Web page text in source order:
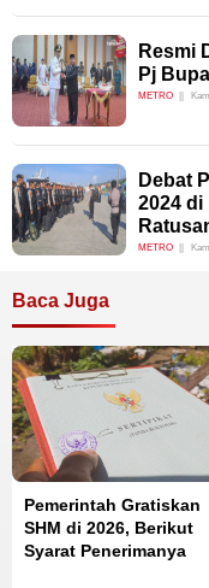
Resmi
Pj
METRO
Debat
2024 di
METRO
Baca Juga
Pemerintah Gratiskan
SHM di 2026, Berikut
Syarat Penerimanya